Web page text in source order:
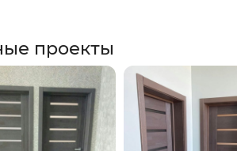
проекты